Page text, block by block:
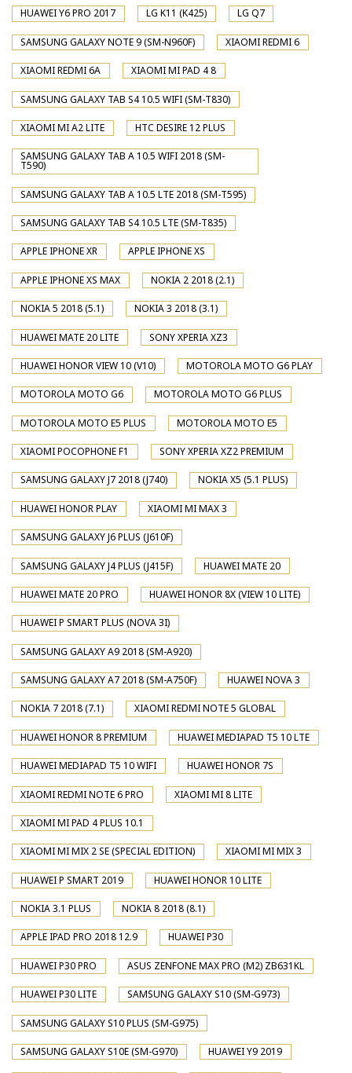
HUAWEI Y6 PRO 2017 LG K11 (K425) LG Q7
SAMSUNG GALAXY NOTE 9 (SM-N960F) XIAOMI REDMI 6
XIAOMI REDMI 6A XIAOMI MI PAD 4 8
SAMSUNG GALAXY TAB S4 10.5 WIFI (SM-T830)
XIAOMI MI A2 LITE HTC DESIRE 12 PLUS
SAMSUNG GALAXY TAB A 10.5 WIFI 2018 (SM-
T590)
SAMSUNG GALAXY TAB A 10.5 LTE 2018 (SM-T595)
SAMSUNG GALAXY TAB S4 10.5 LTE (SM-T835)
APPLE IPHONE XR APPLE IPHONE XS
APPLE IPHONE XS MAX NOKIA 2 2018 (2.1)
NOKIA 5 2018 (5.1) NOKIA 3 2018 (3.1)
HUAWEI MATE 20 LITE SONY XPERIA XZ3
HUAWEI HONOR VIEW 10 (V10) MOTOROLA MOTO G6 PLAY
MOTOROLA MOTO G6 MOTOROLA MOTO G6 PLUS
MOTOROLA MOTO E5 PLUS MOTOROLA MOTO E5
XIAOMI POCOPHONE F1 SONY XPERIA XZ2 PREMIUM
SAMSUNG GALAXY J7 2018 (J740) NOKIA X5 (5.1 PLUS)
HUAWEI HONOR PLAY XIAOMI MI MAX 3
SAMSUNG GALAXY J6 PLUS (J610F)
SAMSUNG GALAXY J4 PLUS (J415F) HUAWEI MATE 20
HUAWEI MATE 20 PRO HUAWEI HONOR 8X (VIEW 10 LITE)
HUAWEI P SMART PLUS (NOVA 3I)
SAMSUNG GALAXY A9 2018 (SM-A920)
SAMSUNG GALAXY A7 2018 (SM-A750F) HUAWEI NOVA 3
NOKIA 7 2018 (7.1) XIAOMI REDMI NOTE 5 GLOBAL
HUAWEI HONOR 8 PREMIUM HUAWEI MEDIAPAD T5 10 LTE
HUAWEI MEDIAPAD T5 10 WIFI HUAWEI HONOR 7S
XIAOMI REDMI NOTE 6 PRO XIAOMI MI 8 LITE
XIAOMI MI PAD 4 PLUS 10.1
XIAOMI MI MIX 2 SE (SPECIAL EDITION) XIAOMI MI MIX 3
HUAWEI P SMART 2019 HUAWEI HONOR 10 LITE
NOKIA 3.1 PLUS NOKIA 8 2018 (8.1)
APPLE IPAD PRO 2018 12.9 HUAWEI P30
HUAWEI P30 PRO ASUS ZENFONE MAX PRO (M2) ZB631KL
HUAWEI P30 LITE SAMSUNG GALAXY S10 (SM-G973)
SAMSUNG GALAXY S10 PLUS (SM-G975)
SAMSUNG GALAXY S10E (SM-G970) HUAWEI Y9 2019